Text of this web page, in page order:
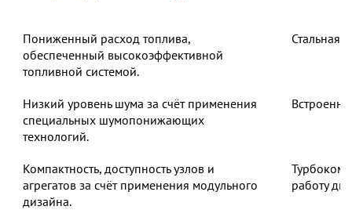
Пониженный расход топлива,
обеспеченный высокоэффективной
топливной системой.
Стальная
Низкий уровень шума за счёт применения
специальных шумопонижающих
технологий.
Компактность, доступность узлов и
агрегатов за счёт применения модульного
дизайна.
работу